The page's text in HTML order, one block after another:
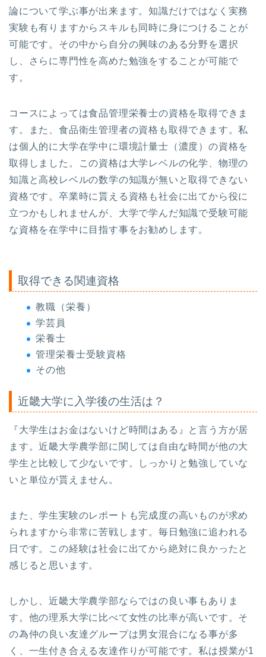
論について学ぶ事が出来ます。知識だけではなく実務
実験も有りますからスキルも同時に身につけることが
可能です。その中から自分の興味のある分野を選択
し、さらに専門性を高めた勉強をすることが可能で
す。
コースによっては食品管理栄養士の資格を取得できま
す。また、食品衛生管理者の資格も取得できます。私
は個人的に大学在学中に環境計量士（濃度）の資格を
取得しました。この資格は大学レベルの化学、物理の
知識と高校レベルの数学の知識が無いと取得できない
資格です。卒業時に貰える資格も社会に出てから役に
立つかもしれませんが、大学で学んだ知識で受験可能
な資格を在学中に目指す事をお勧めします。
取得できる関連資格
教職（栄養）
学芸員
栄養士
管理栄養士受験資格
その他
近畿大学に入学後の生活は？
『大学生はお金はないけど時間はある』と言う方が居
ます。近畿大学農学部に関しては自由な時間が他の大
学生と比較して少ないです。しっかりと勉強していな
いと単位が貰えません。
また、学生実験のレポートも完成度の高いものが求め
られますから非常に苦戦します。毎日勉強に追われる
日です。この経験は社会に出てから絶対に良かったと
感じると思います。
しかし、近畿大学農学部ならではの良い事もありま
す。他の理系大学に比べて女性の比率が高いです。そ
の為仲の良い友達グループは男女混合になる事が多
く、一生付き合える友達作りが可能です。私は授業が1